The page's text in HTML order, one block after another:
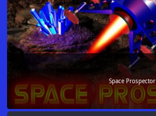
Space Prospector